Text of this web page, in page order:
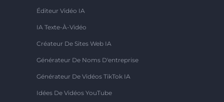
Éditeur Vidéo IA
IA Texte-À-Vidéo
Créateur De Sites Web IA
Générateur De Noms D'entreprise
Générateur De Vidéos TikTok IA
Idées De Vidéos YouTube